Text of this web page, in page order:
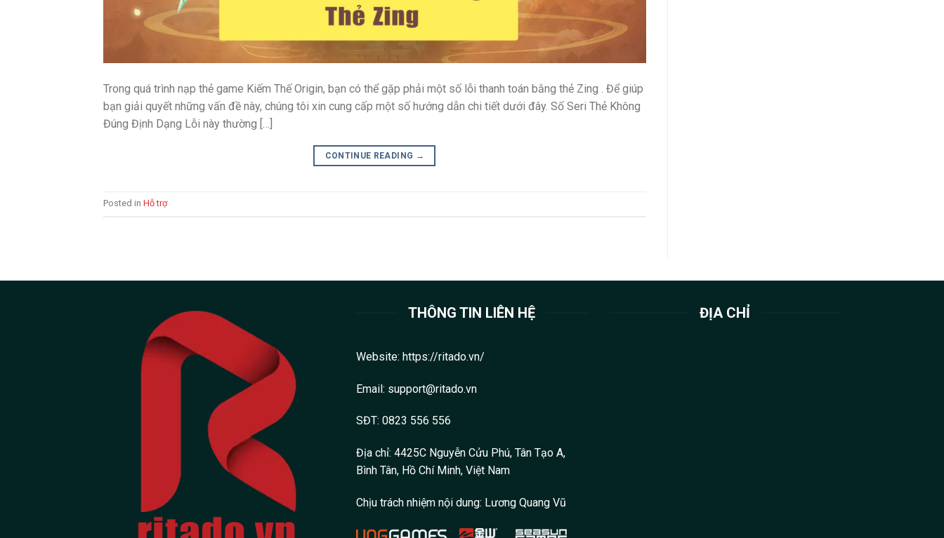
Trong quá trình nạp thẻ game Kiếm Thế Origin, bạn có thể gặp phải một số lỗi thanh toán bằng thẻ Zing . Để giúp
bạn giải quyết những vấn đề này, chúng tôi xin cung cấp một số hướng dẫn chi tiết dưới đây. Số Seri Thẻ Không
Đúng Định Dạng Lỗi này thường […]
CONTINUE READING →
Posted in Hỗ trợ
THÔNG TIN LIÊN HỆ
Website: https://ritado.vn/
Email: support@ritado.vn
SĐT: 0823 556 556
Địa chỉ: 4425C Nguyễn Cửu Phú, Tân Tạo A,
Bình Tân, Hồ Chí Minh, Việt Nam
Chịu trách nhiệm nội dung: Lương Quang Vũ
ĐỊA CHỈ